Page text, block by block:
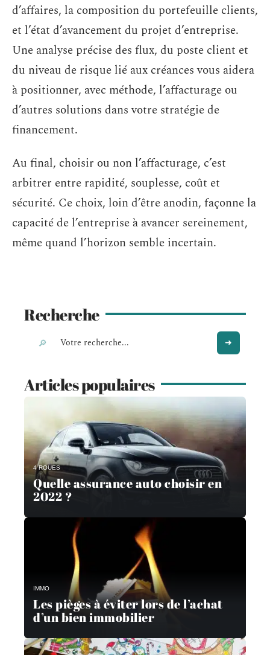
d’affaires, la composition du portefeuille clients,
et l’état d’avancement du projet d’entreprise.
Une analyse précise des flux, du poste client et
du niveau de risque lié aux créances vous aidera
à positionner, avec méthode, l’affacturage ou
d’autres solutions dans votre stratégie de
financement.
Au final, choisir ou non l’affacturage, c’est
arbitrer entre rapidité, souplesse, coût et
sécurité. Ce choix, loin d’être anodin, façonne la
capacité de l’entreprise à avancer sereinement,
même quand l’horizon semble incertain.
Recherche
Articles populaires
4 ROUES
Quelle assurance auto choisir en
2022 ?
IMMO
Les pièges à éviter lors de l’achat
d’un bien immobilier